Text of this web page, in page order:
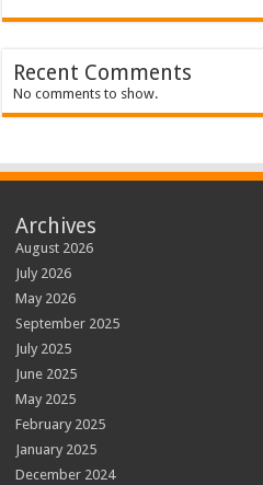
Recent Comments
No comments to show.
Archives
August 2026
July 2026
May 2026
September 2025
July 2025
June 2025
May 2025
February 2025
January 2025
December 2024